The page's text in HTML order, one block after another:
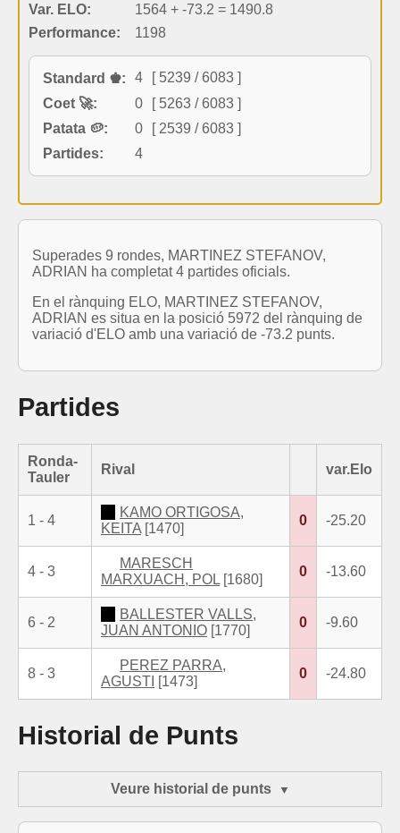
Var. ELO:
1564 + -73.2 = 1490.8
Performance:
1198
Standard ♚: 4
[ 5239 / 6083 ]
Coet 🚀:
0
[ 5263 / 6083 ]
Patata 🥔:
0
[ 2539 / 6083 ]
Partides:
4
Superades 9 rondes, MARTINEZ STEFANOV,
ADRIAN ha completat 4 partides oficials.
En el rànquing ELO, MARTINEZ STEFANOV,
ADRIAN es situa en la posició 5972 del rànquing de
variació d'ELO amb una variació de -73.2 punts.
Partides
Ronda-
Tauler
Rival var.Elo
1 - 4
KAMO ORTIGOSA,
KEITA [1470]
0 -25.20
4 - 3
MARESCH
MARXUACH, POL [1680]
0 -13.60
6 - 2
BALLESTER VALLS,
JUAN ANTONIO [1770]
0 -9.60
8 - 3
PEREZ PARRA,
AGUSTI [1473]
0 -24.80
Historial de Punts
Veure historial de punts